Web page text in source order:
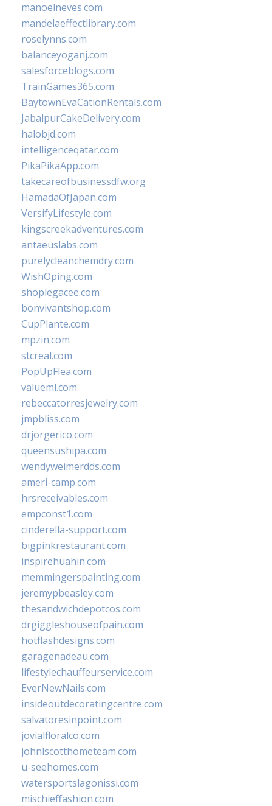
manoelneves.com
mandelaeffectlibrary.com
roselynns.com
balanceyoganj.com
salesforceblogs.com
TrainGames365.com
BaytownEvaCationRentals.com
JabalpurCakeDelivery.com
halobjd.com
intelligenceqatar.com
PikaPikaApp.com
takecareofbusinessdfw.org
HamadaOfJapan.com
VersifyLifestyle.com
kingscreekadventures.com
antaeuslabs.com
purelycleanchemdry.com
WishOping.com
shoplegacee.com
bonvivantshop.com
CupPlante.com
mpzin.com
stcreal.com
PopUpFlea.com
valueml.com
rebeccatorresjewelry.com
jmpbliss.com
drjorgerico.com
queensushipa.com
wendyweimerdds.com
ameri-camp.com
hrsreceivables.com
empconst1.com
cinderella-support.com
bigpinkrestaurant.com
inspirehuahin.com
memmingerspainting.com
jeremypbeasley.com
thesandwichdepotcos.com
drgiggleshouseofpain.com
hotflashdesigns.com
garagenadeau.com
lifestylechauffeurservice.com
EverNewNails.com
insideoutdecoratingcentre.com
salvatoresinpoint.com
jovialfloralco.com
johnlscotthometeam.com
u-seehomes.com
watersportslagonissi.com
mischieffashion.com